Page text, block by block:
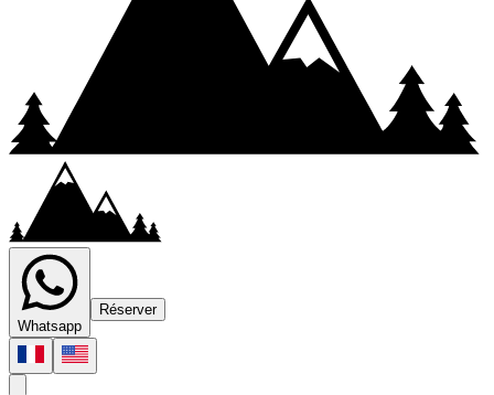
Whatsapp
Réserver
Partez à l'aventure dans les
canyons du